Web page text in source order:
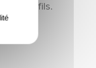
et fils.